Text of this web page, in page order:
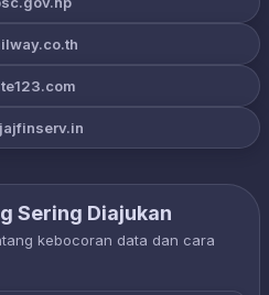
Sering Diajukan
kebocoran data dan cara